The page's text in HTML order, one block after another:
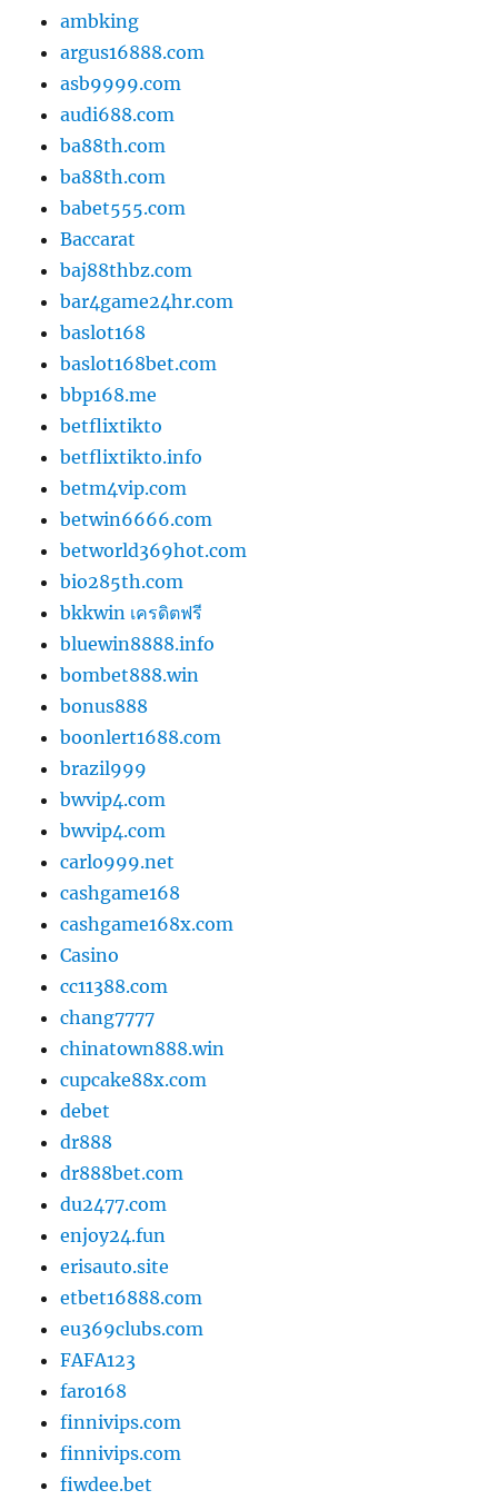
ambking
argus16888.com
asb9999.com
audi688.com
ba88th.com
ba88th.com
babet555.com
Baccarat
baj88thbz.com
bar4game24hr.com
baslot168
baslot168bet.com
bbp168.me
betflixtikto
betflixtikto.info
betm4vip.com
betwin6666.com
betworld369hot.com
bio285th.com
bkkwin เครดิตฟรี
bluewin8888.info
bombet888.win
bonus888
boonlert1688.com
brazil999
bwvip4.com
bwvip4.com
carlo999.net
cashgame168
cashgame168x.com
Casino
cc11388.com
chang7777
chinatown888.win
cupcake88x.com
debet
dr888
dr888bet.com
du2477.com
enjoy24.fun
erisauto.site
etbet16888.com
eu369clubs.com
FAFA123
faro168
finnivips.com
finnivips.com
fiwdee.bet